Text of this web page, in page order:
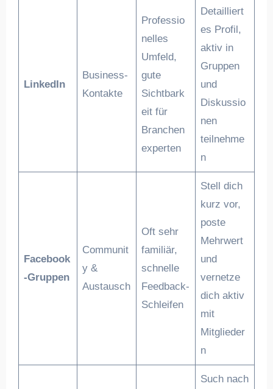
LinkedIn
Business-
Kontakte
Professio
nelles
Umfeld,
gute
Sichtbark
eit für
Branchen
experten
Detailliert
es Profil,
aktiv in
Gruppen
und
Diskussio
nen
teilnehme
n
Facebook
-Gruppen
Communit
y &
Austausch
Oft sehr
familiär,
schnelle
Feedback-
Schleifen
Stell dich
kurz vor,
poste
Mehrwert
und
vernetze
dich aktiv
mit
Mitglieder
n
Such nach